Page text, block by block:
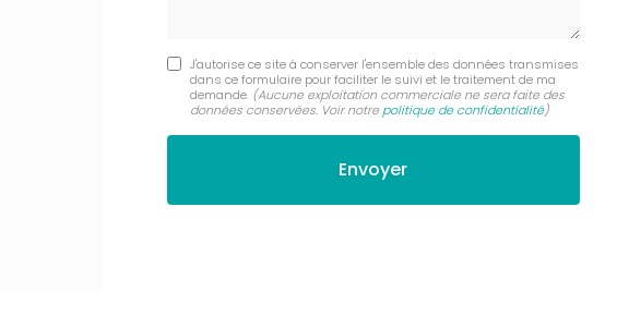
J'autorise ce site à conserver l'ensemble des données transmises
dans ce formulaire pour faciliter le suivi et le traitement de ma
demande. (Aucune exploitation commerciale ne sera faite des
données conservées. Voir notre politique de confidentialité)